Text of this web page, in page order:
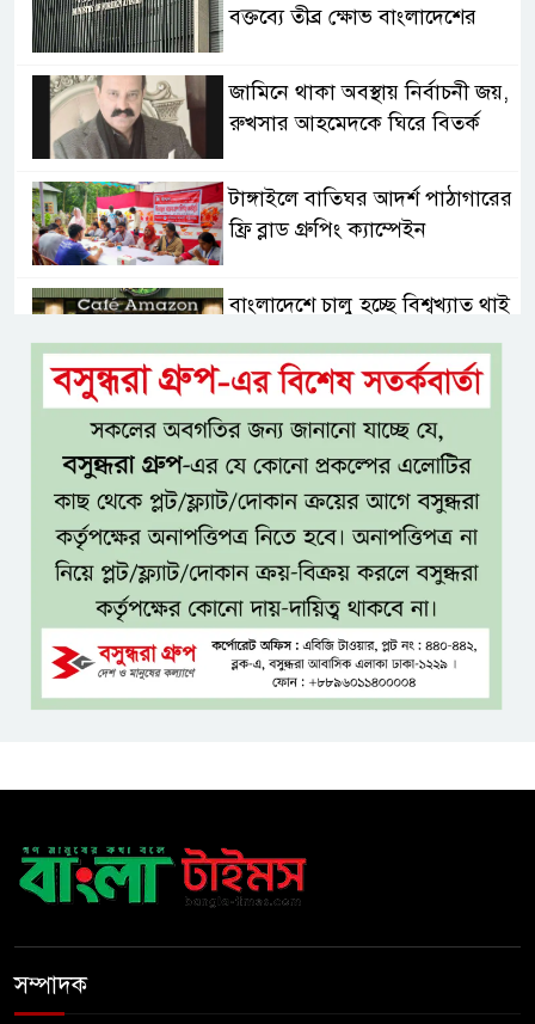
বক্তব্যে তীব্র ক্ষোভ বাংলাদেশের
জামিনে থাকা অবস্থায় নির্বাচনী জয়,
রুখসার আহমেদকে ঘিরে বিতর্ক
টাঙ্গাইলে বাতিঘর আদর্শ পাঠাগারের
ফ্রি ব্লাড গ্রুপিং ক্যাম্পেইন
বাংলাদেশে চালু হচ্ছে বিশ্বখ্যাত থাই
আ ‘লীগের রাজনৈতিক মৃত্যু হয়েছে
ঢাকায়, দাফন হয়েছে দিল্লিতে:
স্বরাষ্ট্রমন্ত্রী
ভারত সম্ভবত আর শেখ হাসিনাকে
রাখতে চায় না
বাংলাদেশ আর কখনো ‘ক্লায়েন্ট
স্টেট’ হবে না: পররাষ্ট্রমন্ত্রী
​ম্যানুফ্যাকচারিং ও ডিজিটাল
অর্থনীতিতে ভর করে ৫ ট্রিলিয়ন
সম্পাদক